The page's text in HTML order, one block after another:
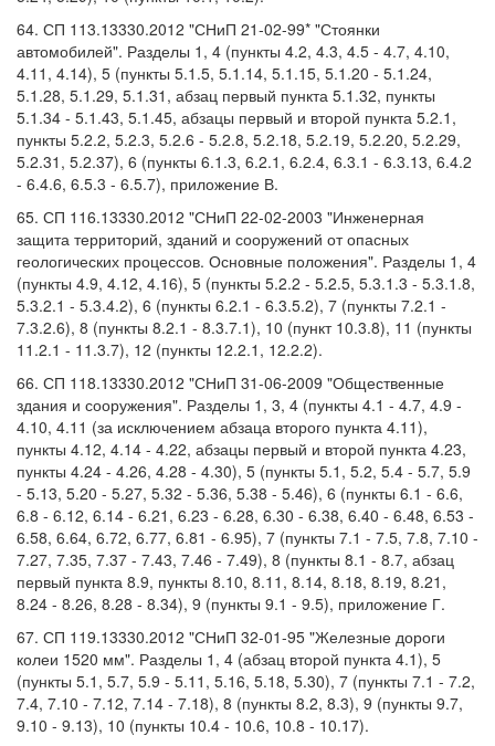
64. СП 113.13330.2012 "СНиП 21-02-99* "Стоянки
автомобилей". Разделы 1, 4 (пункты 4.2, 4.3, 4.5 - 4.7, 4.10,
4.11, 4.14), 5 (пункты 5.1.5, 5.1.14, 5.1.15, 5.1.20 - 5.1.24,
5.1.28, 5.1.29, 5.1.31, абзац первый пункта 5.1.32, пункты
5.1.34 - 5.1.43, 5.1.45, абзацы первый и второй пункта 5.2.1,
пункты 5.2.2, 5.2.3, 5.2.6 - 5.2.8, 5.2.18, 5.2.19, 5.2.20, 5.2.29,
5.2.31, 5.2.37), 6 (пункты 6.1.3, 6.2.1, 6.2.4, 6.3.1 - 6.3.13, 6.4.2
- 6.4.6, 6.5.3 - 6.5.7), приложение В.
65. СП 116.13330.2012 "СНиП 22-02-2003 "Инженерная
защита территорий, зданий и сооружений от опасных
геологических процессов. Основные положения". Разделы 1, 4
(пункты 4.9, 4.12, 4.16), 5 (пункты 5.2.2 - 5.2.5, 5.3.1.3 - 5.3.1.8,
5.3.2.1 - 5.3.4.2), 6 (пункты 6.2.1 - 6.3.5.2), 7 (пункты 7.2.1 -
7.3.2.6), 8 (пункты 8.2.1 - 8.3.7.1), 10 (пункт 10.3.8), 11 (пункты
11.2.1 - 11.3.7), 12 (пункты 12.2.1, 12.2.2).
66. СП 118.13330.2012 "СНиП 31-06-2009 "Общественные
здания и сооружения". Разделы 1, 3, 4 (пункты 4.1 - 4.7, 4.9 -
4.10, 4.11 (за исключением абзаца второго пункта 4.11),
пункты 4.12, 4.14 - 4.22, абзацы первый и второй пункта 4.23,
пункты 4.24 - 4.26, 4.28 - 4.30), 5 (пункты 5.1, 5.2, 5.4 - 5.7, 5.9
- 5.13, 5.20 - 5.27, 5.32 - 5.36, 5.38 - 5.46), 6 (пункты 6.1 - 6.6,
6.8 - 6.12, 6.14 - 6.21, 6.23 - 6.28, 6.30 - 6.38, 6.40 - 6.48, 6.53 -
6.58, 6.64, 6.72, 6.77, 6.81 - 6.95), 7 (пункты 7.1 - 7.5, 7.8, 7.10 -
7.27, 7.35, 7.37 - 7.43, 7.46 - 7.49), 8 (пункты 8.1 - 8.7, абзац
первый пункта 8.9, пункты 8.10, 8.11, 8.14, 8.18, 8.19, 8.21,
8.24 - 8.26, 8.28 - 8.34), 9 (пункты 9.1 - 9.5), приложение Г.
67. СП 119.13330.2012 "СНиП 32-01-95 "Железные дороги
колеи 1520 мм". Разделы 1, 4 (абзац второй пункта 4.1), 5
(пункты 5.1, 5.7, 5.9 - 5.11, 5.16, 5.18, 5.30), 7 (пункты 7.1 - 7.2,
7.4, 7.10 - 7.12, 7.14 - 7.18), 8 (пункты 8.2, 8.3), 9 (пункты 9.7,
9.10 - 9.13), 10 (пункты 10.4 - 10.6, 10.8 - 10.17).